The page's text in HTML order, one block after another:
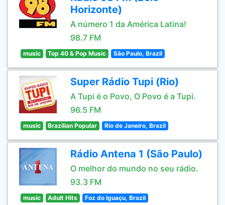
Horizonte)
A número 1 da América Latina!
98.7 FM
music Top 40 & Pop Music São Paulo, Brazil
Super Rádio Tupi (Rio)
A Tupi é o Povo, O Povo é a Tupi.
96.5 FM
music Brazilian Popular Rio de Janeiro, Brazil
Rádio Antena 1 (São Paulo)
O melhor do mundo no seu rádio.
93.3 FM
music Adult Hits Foz do Iguaçu, Brazil